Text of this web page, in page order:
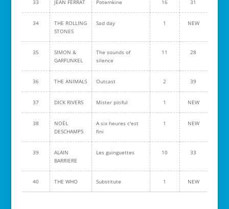
33 JEAN FERRAT Potemkine 16 31
34
THE ROLLING
STONES
Sad day 1 NEW
35
SIMON &
GARFUNKEL
The sounds of
silence
11 28
36 THE ANIMALS Outcast 2 39
37 DICK RIVERS Mister pitiful 1 NEW
38
NOËL
DESCHAMPS
A six heures c'est
fini
1 NEW
39
ALAIN
BARRIERE
Les guinguettes 10 33
40 THE WHO Substitute 1 NEW